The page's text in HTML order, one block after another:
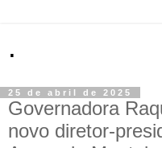
.
25 de abril de 2025
Governadora
novo diretor-